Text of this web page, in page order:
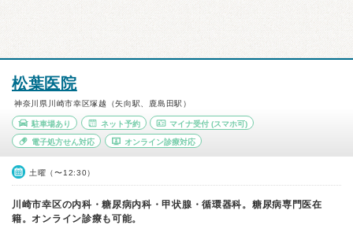
松葉医院
神奈川県川崎市幸区塚越（矢向駅、鹿島田駅）
駐車場あり ネット予約 マイナ受付 (スマホ可)
電子処方せん対応 オンライン診療対応
土曜（〜12:30）
川崎市幸区の内科・糖尿病内科・甲状腺・循環器科。糖尿病専門医在
籍。オンライン診療も可能。